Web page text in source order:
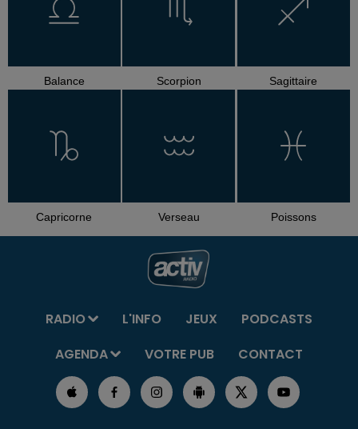
Balance Scorpion Sagittaire
Capricorne Verseau Poissons
RADIO L'INFO JEUX
PODCASTS
AGENDA
VOTRE PUB CONTACT